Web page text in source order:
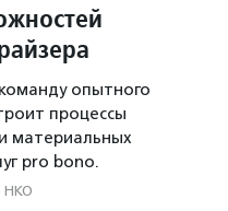
опытного
процессы
материальных
pro bono.
НКО